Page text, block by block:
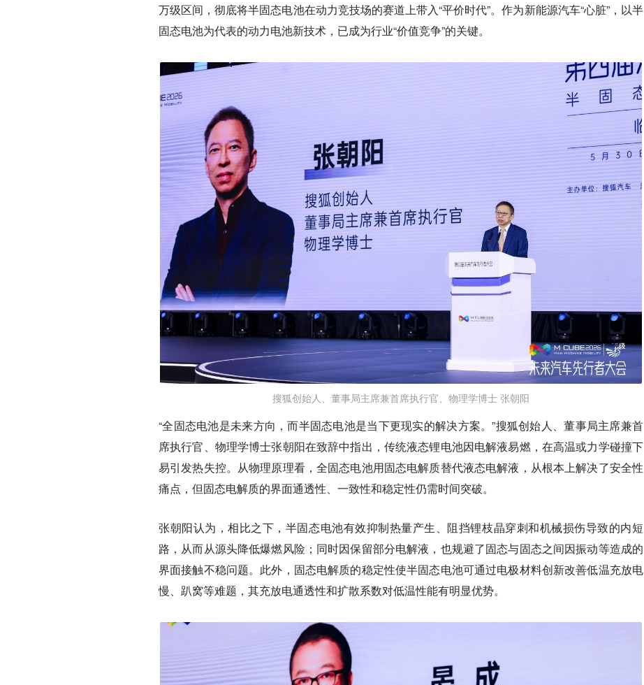
万级区间，彻底将半固态电池在动力竞技场的赛道上带入“平价时代”。作为新能源汽车“心脏”，以半
固态电池为代表的动力电池新技术，已成为行业“价值竞争”的关键。
搜狐创始人、董事局主席兼首席执行官、物理学博士 张朝阳
“全固态电池是未来方向，而半固态电池是当下更现实的解决方案。”搜狐创始人、董事局主席兼首
席执行官、物理学博士张朝阳在致辞中指出，传统液态锂电池因电解液易燃，在高温或力学碰撞下
易引发热失控。从物理原理看，全固态电池用固态电解质替代液态电解液，从根本上解决了安全性
痛点，但固态电解质的界面通透性、一致性和稳定性仍需时间突破。
张朝阳认为，相比之下，半固态电池有效抑制热量产生、阻挡锂枝晶穿刺和机械损伤导致的内短
路，从而从源头降低爆燃风险；同时因保留部分电解液，也规避了固态与固态之间因振动等造成的
界面接触不稳问题。此外，固态电解质的稳定性使半固态电池可通过电极材料创新改善低温充放电
慢、趴窝等难题，其充放电通透性和扩散系数对低温性能有明显优势。